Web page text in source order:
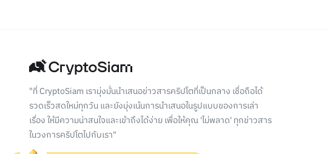
"ที่ CryptoSiam เรามุ่งมั่นนำเสนอข่าวสารคริปโตที่เป็นกลาง เชื่อถือได้
รวดเร็วสดใหม่ทุกวัน และยังมุ่งเน้นการนำเสนอในรูปแบบของการเล่า
เรื่อง ให้มีความน่าสนใจและเข้าถึงได้ง่าย เพื่อให้คุณ 'ไม่พลาด' ทุกข่าวสาร
ในวงการคริปโตไปกับเรา"